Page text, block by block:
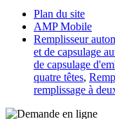
Plan du site
AMP Mobile
Remplisseur
et de capsulage
de capsulage
quatre têtes,
remplissage à